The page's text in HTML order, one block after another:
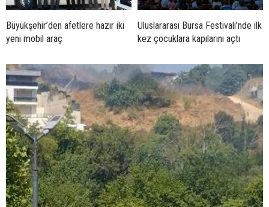
Büyükşehir’den afetlere hazır iki
yeni mobil araç
Uluslararası Bursa Festivali’nde ilk
kez çocuklara kapılarını açtı